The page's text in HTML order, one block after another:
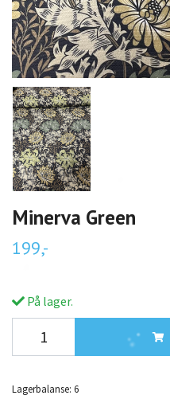
Minerva Green
199,-
På lager.
Lagerbalanse: 6